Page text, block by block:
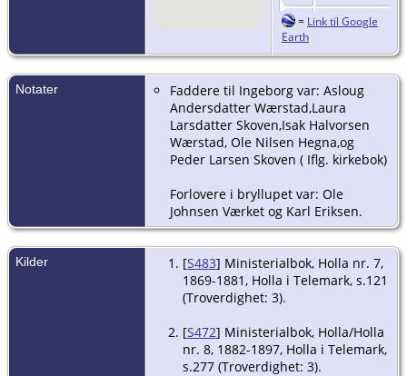
Død- 4 aug.
trygdeheim,
Telemark
Begravelse
8 aug. 1970 -
Kronborg
kirkegård,
Telemark
= Link til Google
Earth
Notater
Faddere til Ingeborg var: Asloug
Andersdatter Wærstad,Laura
Larsdatter Skoven,Isak Halvorsen
Wærstad, Ole Nilsen Hegna,og
Peder Larsen Skoven ( Iflg. kirkebok)
Forlovere i bryllupet var: Ole
Johnsen Værket og Karl Eriksen.
Kilder [S483] Ministerialbok, Holla nr. 7,
1869-1881, Holla i Telemark, s.121
(Troverdighet: 3).
[S472] Ministerialbok, Holla/Holla
nr. 8, 1882-1897, Holla i Telemark,
s.277 (Troverdighet: 3).